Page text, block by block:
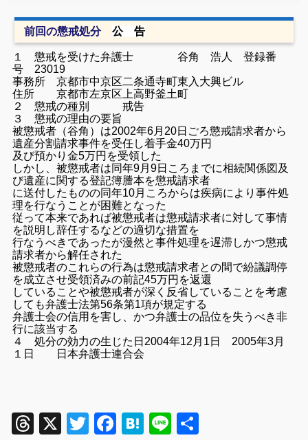
前回の懲戒処分公 告
１ 懲戒を受けた弁護士 谷角 浩人 登録番
号 23019
事務所 京都市中京区二条通寺町東入大興ビル
住所 京都市左京区上高野釜土町
２ 懲戒の種別 戒告
３ 懲戒の理由の要旨
被懲戒者（谷角）は2002年6月20日ごろ懲戒請求者から
遺産分割請求事件を受任し着手金40万円
及び預かり金5万円を受領した
しかし、被懲戒者は同年9月9日ころまでに相続関係図及
び遺産に関する登記簿謄本を懲戒請求者
に送付したものの同年10月ころからは疾病により事件処
理を行なうことが困難となった
従って本来であれば被懲戒者は懲戒請求者に対して事情
を説明し辞任するなどの適切な措置を
行なうべきであったが漫然と事件処理を遅滞しかつ懲戒
請求者から解任された
被懲戒者のこれらの行為は懲戒請求者との間で紛議調停
を成立させ受領済みの前記45万円を返還
していることや被懲戒者が深く反省していることを考慮
しても弁護士法第56条第1項が規定する
弁護士会の信用を害し、かつ弁護士の品位を失うべき非
行に該当する
４ 処分の効力の生じた日 2004年12月1日 2005年3月
１日 日本弁護士連合会
Threads
X TwitterFacebook
Hatena
Line